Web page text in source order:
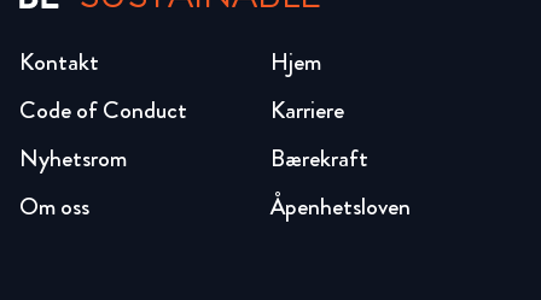
Hjem
Karriere
Bærekraft
Åpenhetsloven
Code of Conduct
Nyhetsrom
Om oss
Kontakt